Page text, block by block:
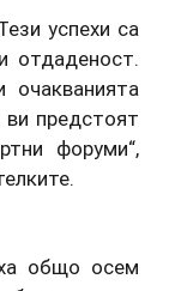
успехи са
отдаденост.
очакванията
предстоят
форуми“,
общо осем